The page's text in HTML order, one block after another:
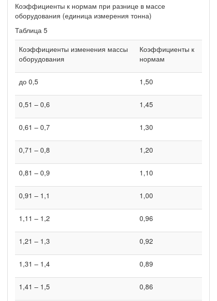
Коэффициенты к нормам при разнице в массе
оборудования (единица измерения тонна)
Таблица 5
Коэффициенты изменения массы
оборудования
Коэффициенты к
нормам
до 0,5 1,50
0,51 – 0,6 1,45
0,61 – 0,7 1,30
0,71 – 0,8 1,20
0,81 – 0,9 1,10
0,91 – 1,1 1,00
1,11 – 1,2 0,96
1,21 – 1,3 0,92
1,31 – 1,4 0,89
1,41 – 1,5 0,86